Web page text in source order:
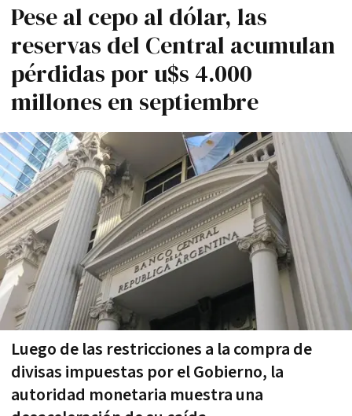
Pese al cepo al dólar, las
reservas del Central acumulan
pérdidas por u$s 4.000
millones en septiembre
Luego de las restricciones a la compra de
divisas impuestas por el Gobierno, la
autoridad monetaria muestra una